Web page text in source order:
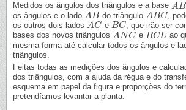
Medidos os ângulos dos triângulos e a base A B
AB
os ângulos e o lado AB
AB do triângulo ABC
ABC
,
os outros dois lados AC
AC e BC
BC , que irão ser
bases dos novos triângulos A NC
ANC e BCL
BCL
ao
mesma forma até calcular todos os ângulos e
triângulos.
Feitas todas as medições dos ângulos e
dos triângulos, com a ajuda da régua e do
esquema em papel da figura e proporções do
pretendíamos levantar a planta.